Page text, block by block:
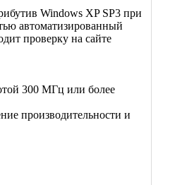
Windows XP SP3 при
автоматизированный
проверку на сайте
300 МГц или более
производительности и